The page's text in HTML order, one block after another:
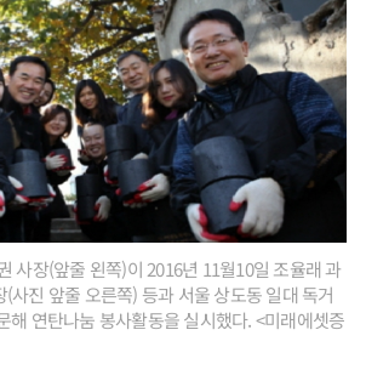
사장(앞줄 왼쪽)이 2016년 11월10일 조율래 과
사진 앞줄 오른쪽) 등과 서울 상도동 일대 독거
해 연탄나눔 봉사활동을 실시했다. <미래에셋증